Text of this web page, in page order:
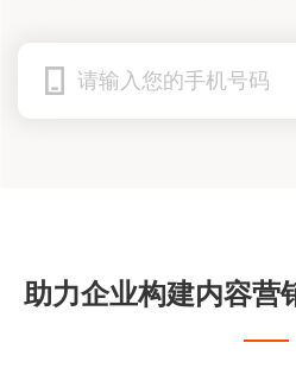
助力企业构建内容营